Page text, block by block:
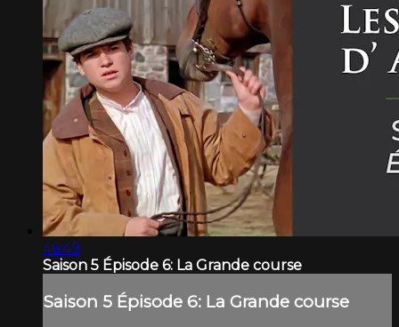
46:49
Saison 5 Épisode 6: La Grande course
Saison 5 Épisode 6: La Grande course